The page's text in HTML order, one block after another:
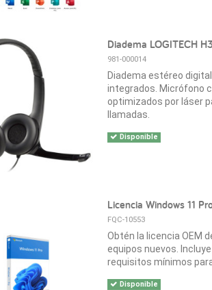
Diadema LOGITECH
981-000014
Diadema estéreo
integrados. Micrófono
optimizados por láser
llamadas.
Disponible
Licencia Windows 11
FQC-10553
Obtén la licencia OEM
equipos nuevos.
requisitos mínimos
Disponible